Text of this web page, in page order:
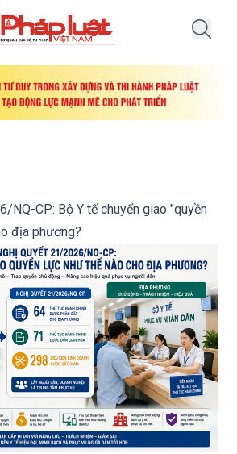
NQ-CP: Bộ Y tế chuyển giao "quyền
địa phương?